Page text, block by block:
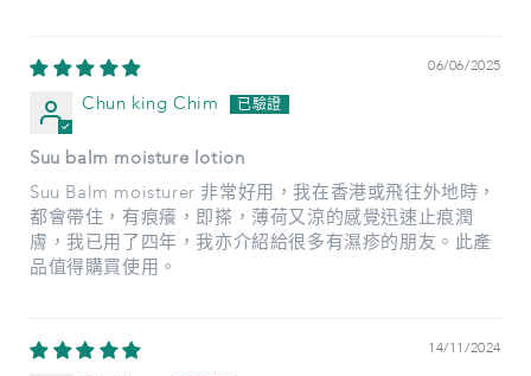
06/06/2025
Chun king Chim
Suu balm moisture lotion
Suu Balm moisturer 非常好用，我在香港或飛往外地時，
都會帶住，有痕癢，即搽，薄荷又涼的感覺迅速止痕潤
膚，我已用了四年，我亦介紹給很多有濕疹的朋友。此產
品值得購買使用。
14/11/2024